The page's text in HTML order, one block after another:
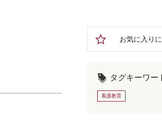
お気に入り
タグキーワー
看護教育